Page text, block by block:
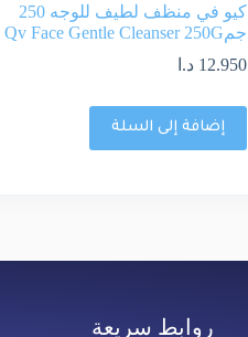
كيو في منظف لطيف للوجه 250
جمQv Face Gentle Cleanser 250G
12.950 د.ا
إضافة إلى السلة
روابط سريعة